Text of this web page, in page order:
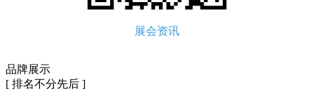
展会资讯
品牌展示
[ 排名不分先后 ]